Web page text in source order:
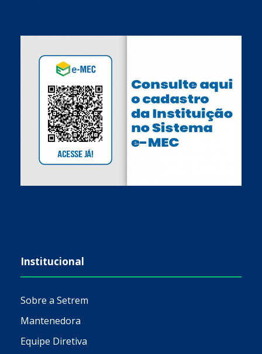
Institucional
Sobre a Setrem
Mantenedora
Equipe Diretiva